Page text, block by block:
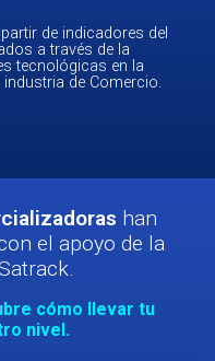
de indicadores del
a través de la
tecnológicas en la
de Comercio.
han
el apoyo de la
cómo llevar tu
nivel.